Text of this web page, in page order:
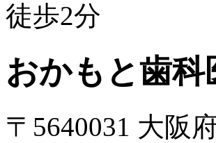
徒歩2分
おかもと歯科
〒5640031 大阪